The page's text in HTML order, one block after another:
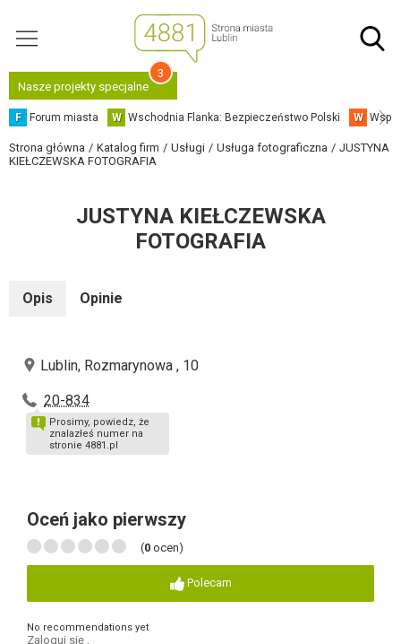
Nasze projekty specjalne
3
F Forum miasta W Wschodnia Flanka: Bezpieczeństwo Polski W
Strona główna Katalog firm Usługi Usługa fotograficzna
JUSTYNA
KIEŁCZEWSKA FOTOGRAFIA
JUSTYNA KIEŁCZEWSKA
FOTOGRAFIA
Opis Opinie
Lublin, Rozmarynowa , 10
20-834
Prosimy, powiedz, że
znalazłeś numer na
stronie 4881.pl
Oceń jako pierwszy
(0 ocen)
Polecam
No recommendations yet
Zaloguj się